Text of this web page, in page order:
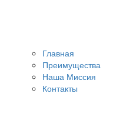
Главная
Преимущества
Наша Миссия
Контакты